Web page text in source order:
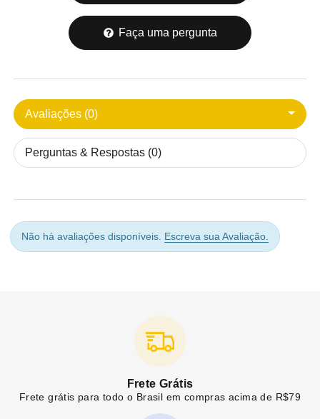
Faça uma pergunta
Avaliações (0)
Perguntas & Respostas (0)
Não há avaliações disponíveis. Escreva sua Avaliação.
Frete Grátis
Frete grátis para todo o Brasil em compras acima de R$79